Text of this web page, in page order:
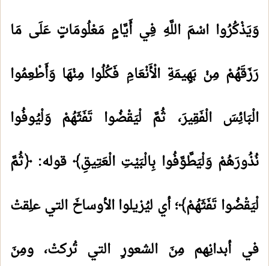
وَيَذْكُرُوا اسْمَ اللَّهِ فِي أَيَّامٍ مَعْلُومَاتٍ عَلَى مَا
رَزَقَهُمْ مِنْ بَهِيمَةِ الْأَنْعَامِ فَكُلُوا مِنْهَا وَأَطْعِمُوا
الْبَائِسَ الْفَقِيرَ، ثُمَّ لْيَقْضُوا تَفَثَهُمْ وَلْيُوفُوا
نُذُورَهُمْ وَلْيَطَّوَّفُوا بِالْبَيْتِ الْعَتِيقِ﴾ قوله: ﴿ثُمَّ
لْيَقْضُوا تَفَثَهُمْ﴾؛ أي ليُزيلوا الأوساخَ التي علِقتْ
في أبدانِهم مِنَ الشعورِ التي تُركتْ، ومِنَ